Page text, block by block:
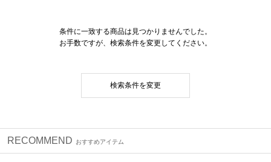
条件に一致する商品は見つかりませんでした。
お手数ですが、検索条件を変更してください。
検索条件を変更
RECOMMEND おすすめアイテム